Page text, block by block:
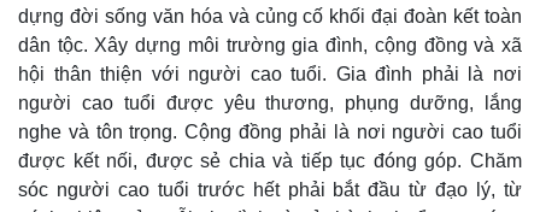
Bất động sản
Khởi nghiệp
Giá vàng
Tiêu dùng
Tỷ giá
Chứng khoán
Giá cà phê
dựng đời sống văn hóa và củng cố khối đại đoàn kết toàn
dân tộc. Xây dựng môi trường gia đình, cộng đồng và xã
hội thân thiện với người cao tuổi. Gia đình phải là nơi
người cao tuổi được yêu thương, phụng dưỡng, lắng
nghe và tôn trọng. Cộng đồng phải là nơi người cao tuổi
được kết nối, được sẻ chia và tiếp tục đóng góp. Chăm
sóc người cao tuổi trước hết phải bắt đầu từ đạo lý, từ